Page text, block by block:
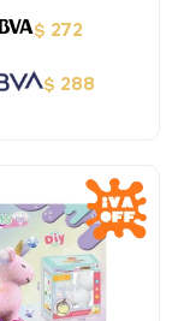
$ 272
$ 288